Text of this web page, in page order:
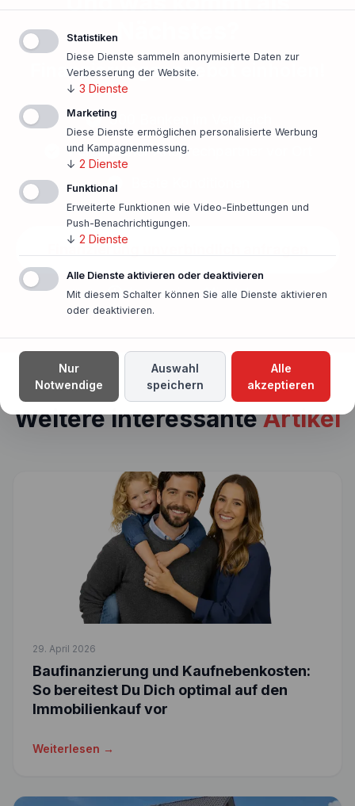
Nächstes?
Finanzierungsangebot einholen!
500 Banken im Vergleich
Persönlicher Ansprechpartner vor Ort
In nur einer Minute!
Weitere interessanteArtikel
29. April 2026
Baufinanzierung und Kaufnebenkosten:
So bereitest Du Dich optimal auf den
Immobilienkauf vor
Weiterlesen →
Statistiken
Diese Dienste sammeln anonymisierte Daten zur
Verbesserung der Website.
↓ 3 Dienste
Marketing
Diese Dienste ermöglichen personalisierte Werbung
und Kampagnenmessung.
↓ 2 Dienste
Funktional
Erweiterte Funktionen wie Video-Einbettungen und
Push-Benachrichtigungen.
↓ 2 Dienste
Alle Dienste aktivieren oder deaktivieren
Mit diesem Schalter können Sie alle Dienste aktivieren
oder deaktivieren.
Nur
Notwendige
Auswahl
speichern
Alle
akzeptieren